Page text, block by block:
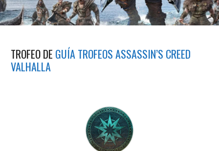
TROFEO DE GUÍA TROFEOS ASSASSIN’S CREED
VALHALLA